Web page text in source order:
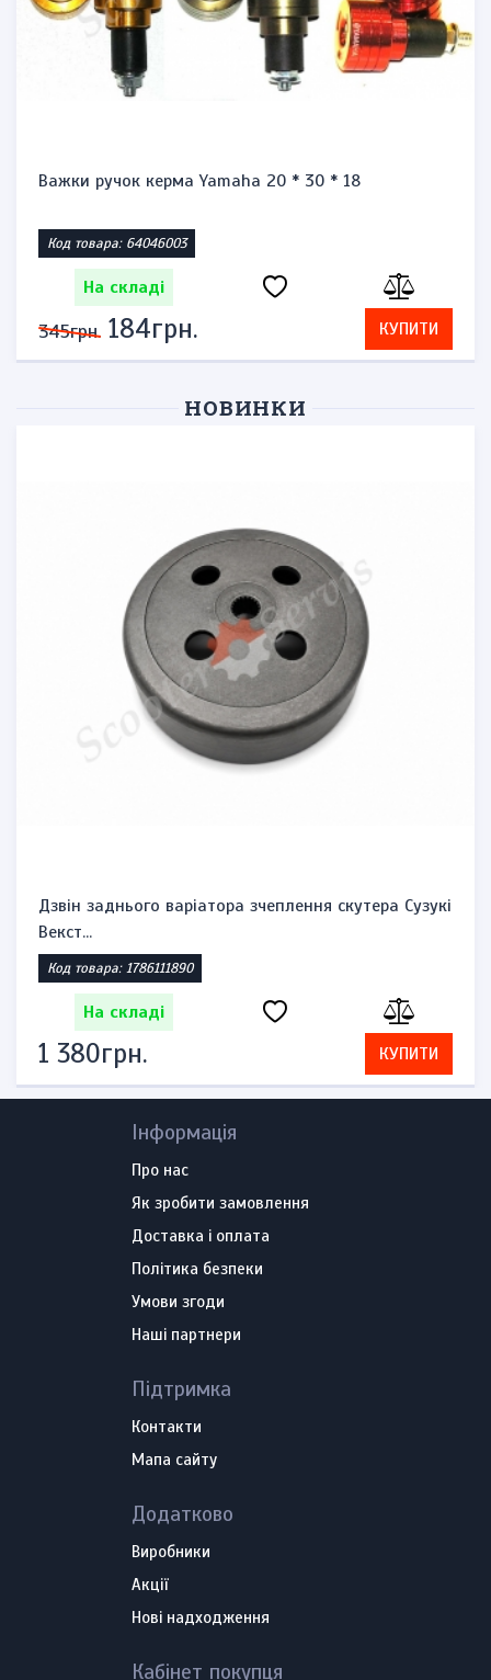
Важки ручок керма Yamaha 20 * 30 * 18
Код товара: 64046003
На складі
345грн. 184грн. КУПИТИ
НОВИНКИ
Дзвін заднього варіатора зчеплення скутера Сузукі
Векст...
Код товара: 1786111890
На складі
1 380грн. КУПИТИ
Інформація
Про нас
Як зробити замовлення
Доставка і оплата
Політика безпеки
Умови згоди
Наші партнери
Підтримка
Контакти
Мапа сайту
Додатково
Виробники
Акції
Нові надходження
Кабінет покупця